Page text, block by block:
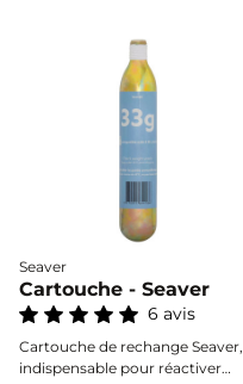
Seaver
Cartouche - Seaver
6 avis
Cartouche de rechange Seaver,
indispensable pour réactiver